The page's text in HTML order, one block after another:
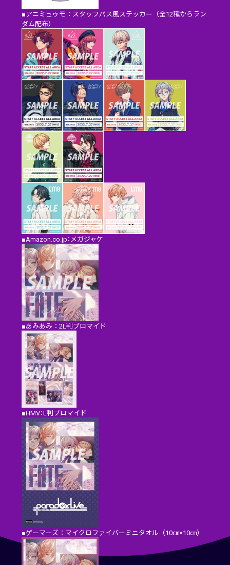
■アニミュゥモ：スタッフパス風ステッカー（全12種からラン
ダム配布）
■Amazon.co.jp：メガジャケ
■あみあみ：2L判ブロマイド
■HMV：L判ブロマイド
■ゲーマーズ：マイクロファイバーミニタオル（10㎝×10㎝）